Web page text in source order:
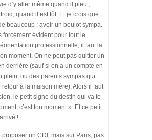
d’y aller même quand il pleut,
quand il est tôt. Et je crois que
beaucoup : avoir un boulot sympa.
forcément évident pour tout le
professionnelle, il faut la
moment. On ne peut pas quitter un
derrière (sauf si on a un compte en
plein, ou des parents sympas qui
retour à la maison mère). Alors il faut
le petit signe du destin qui va te
c’est ton moment ». Et ce petit
!
proposer un CDI, mais sur Paris, pas